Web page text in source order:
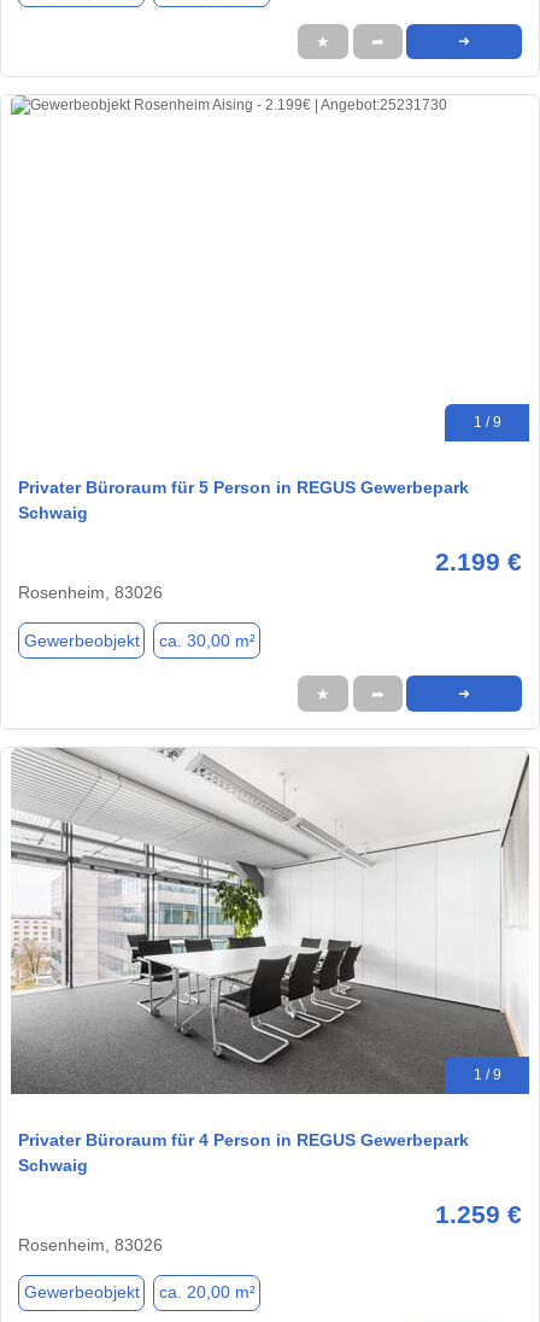
★ ➦ ➜
1 / 9
Privater Büroraum für 5 Person in REGUS Gewerbepark
Schwaig
2.199 €
Rosenheim, 83026
Gewerbeobjekt ca. 30,00 m²
★ ➦ ➜
1 / 9
Privater Büroraum für 4 Person in REGUS Gewerbepark
Schwaig
1.259 €
Rosenheim, 83026
Gewerbeobjekt ca. 20,00 m²